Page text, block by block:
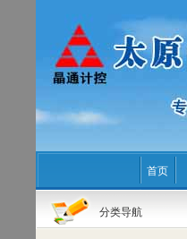
首页
分类导航